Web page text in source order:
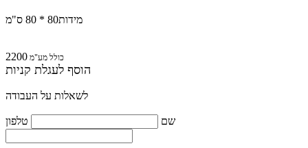
מידות80 * 80 ס"מ
2200 כולל מע"מ
הוסף לעגלת קניות
לשאלות על העבודה
שם טלפון